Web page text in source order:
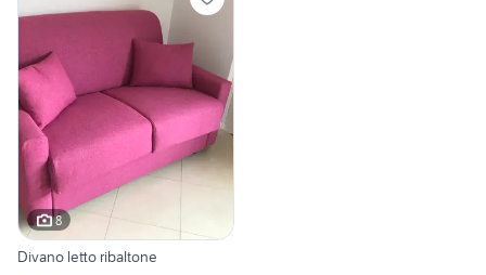
8
Divano letto ribaltone